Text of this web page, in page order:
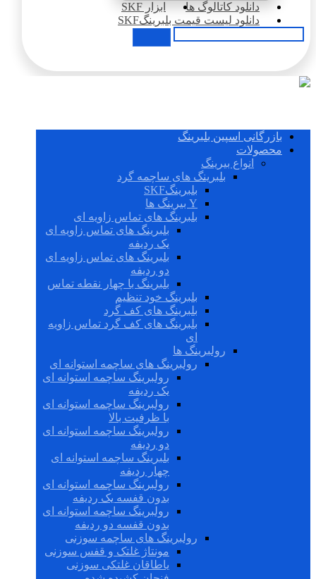
دانلود کاتالوگ ها
ابزار SKF
دانلود لیست قیمت بلبرینگSKF
بازرگانی اسپین بلبرینگ
محصولات
انواع بیرینگ
بلبرینگ های ساچمه گرد
بلبرینگSKF
Y بیرینگ ها
بلبرینگ های تماس زاویه ای
بلبرینگ های تماس زاویه ای
یک ردیفه
بلبرینگ های تماس زاویه ای
دو ردیفه
بلبرینگ با چهار نقطه تماس
بلبرینگ خود تنظیم
بلبرینگ های کف گرد
بلبرینگ های کف گرد تماس زاویه
ای
رولبرینگ ها
رولبرینگ های ساچمه استوانه ای
رولبرینگ ساچمه استوانه ای
یک ردیفه
رولبرینگ ساچمه استوانه ای
با ظرفیت بالا
رولبرینگ ساچمه استوانه ای
دو ردیفه
بلبرینگ ساچمه استوانه ای
چهار ردیفه
رولبرینگ ساچمه استوانه ای
بدون قفسه یک ردیفه
رولبرینگ ساچمه استوانه ای
بدون قفسه دو ردیفه
رولبرینگ های ساچمه سوزنی
مونتاژ غلتک و قفس سوزنی
یاطاقان غلتکی سوزنی